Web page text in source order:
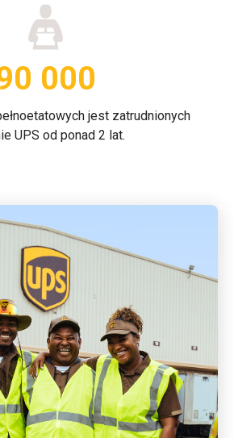
000
jest zatrudnionych
UPS od ponad 2 lat.